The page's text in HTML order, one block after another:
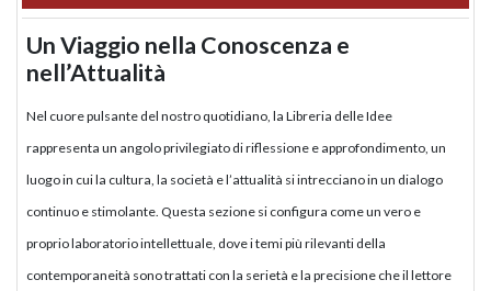
Un Viaggio nella Conoscenza e
nell’Attualità
Nel cuore pulsante del nostro quotidiano, la Libreria delle Idee
rappresenta un angolo privilegiato di riflessione e approfondimento, un
luogo in cui la cultura, la società e l’attualità si intrecciano in un dialogo
continuo e stimolante. Questa sezione si configura come un vero e
proprio laboratorio intellettuale, dove i temi più rilevanti della
contemporaneità sono trattati con la serietà e la precisione che il lettore